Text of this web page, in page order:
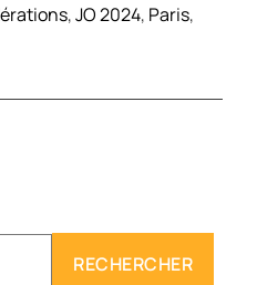
,JO 2024, Paris,